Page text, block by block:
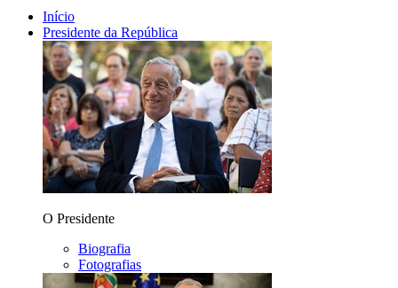
Início
Presidente da República
O Presidente
Biografia
Fotografias